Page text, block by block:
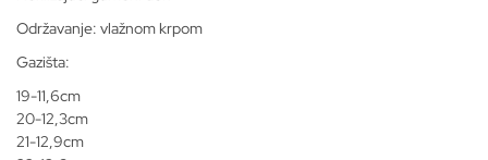
Održavanje: vlažnom krpom
Gazišta:
19-11,6cm
20-12,3cm
21-12,9cm